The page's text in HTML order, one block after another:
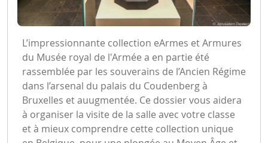
L’impressionnante collection eArmes et Armures
du Musée royal de l'Armée a en partie été
rassemblée par les souverains de l’Ancien Régime
dans l’arsenal du palais du Coudenberg à
Bruxelles et auugmentée. Ce dossier vous aidera
à organiser la visite de la salle avec votre classe
et à mieux comprendre cette collection unique